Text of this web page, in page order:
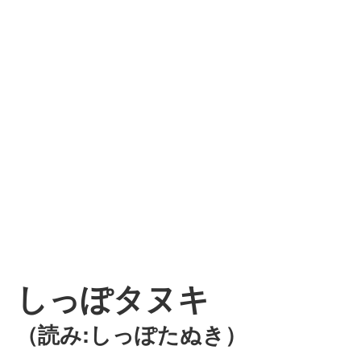
しっぽタヌキ
（読み:しっぽたぬき）